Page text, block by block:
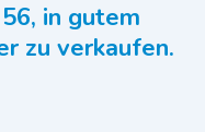
in gutem
zu verkaufen.